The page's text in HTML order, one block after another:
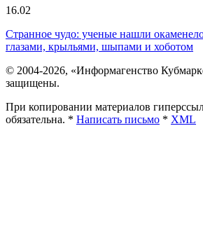
16.02
Странное чудо: ученые нашли
глазами, крыльями, шыпами и хоботом
© 2004-2026, «Информагенство
защищены.
При копировании материалов
обязательна. * Написать письмо * XML